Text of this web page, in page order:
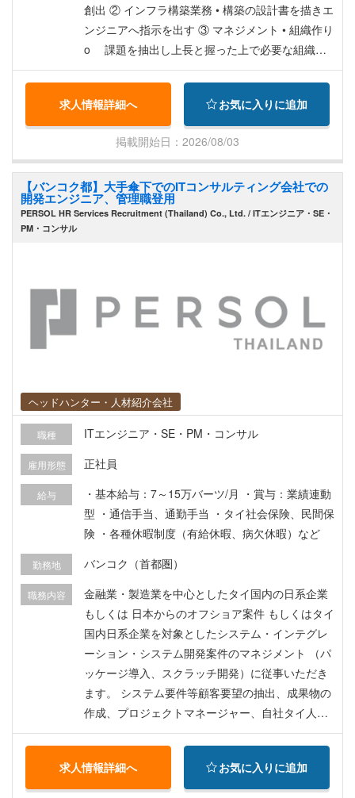
創出 ② インフラ構築業務 • 構築の設計書を描きエ
ンジニアへ指示を出す ③ マネジメント • 組織作り
o 課題を抽出し上長と握った上で必要な組織を
自ら描き遂行する o メンバーの稼働時間の把握
した上で最適な仕事の割り振り • KPIへのコミット
メント o 自チーム内で利益を出せるチームにす
る
求人情報詳細へ お気に入りに追加
掲載開始日：2026/08/03
【バンコク都】大手傘下でのITコンサルティング会社での
開発エンジニア、管理職登用
PERSOL HR Services Recruitment (Thailand) Co., Ltd. / ITエンジニア・SE・
PM・コンサル
ヘッドハンター・人材紹介会社
職種 ITエンジニア・SE・PM・コンサル
雇用形態 正社員
給与
・基本給与：7～15万バーツ/月 ・賞与：業績連動
型 ・通信手当、通勤手当 ・タイ社会保険、民間保
険 ・各種休暇制度（有給休暇、病欠休暇）など
勤務地 バンコク（首都圏）
職務内容
金融業・製造業を中心としたタイ国内の日系企業
もしくは 日本からのオフショア案件 もしくはタイ
国内日系企業を対象としたシステム・インテグレ
ーション・システム開発案件のマネジメント （パ
ッケージ導入、スクラッチ開発）に従事いただき
ます。 システム要件等顧客要望の抽出、成果物の
作成、プロジェクトマネージャー、自社タイ人プ
ロジェクトマネジャー・エンジニアの管理、顧客
日本人への報告などを実施。 ＜キャリアパス＞ エ
ンジニア → アシスタントマネージャー → プロジ
ェクトマネージャー
求人情報詳細へ お気に入りに追加